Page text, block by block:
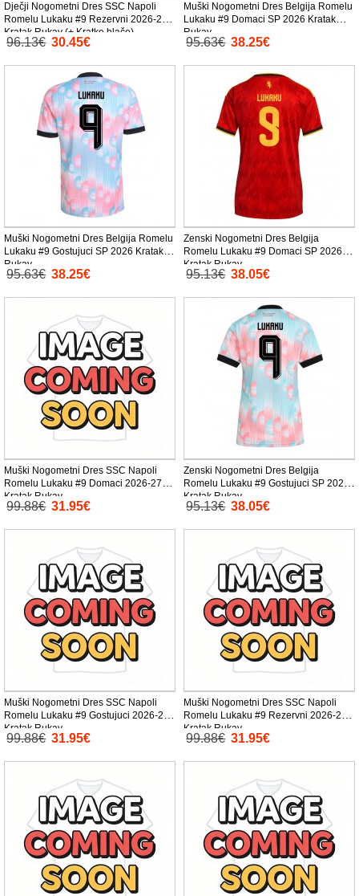
Dječji Nogometni Dres SSC Napoli
Romelu Lukaku #9 Rezervni 2026-27
Kratak Rukav (+ Kratke hlače)
96.13€ 30.45€
Muški Nogometni Dres Belgija Romelu
Lukaku #9 Domaci SP 2026 Kratak
Rukav
95.63€ 38.25€
Muški Nogometni Dres Belgija Romelu
Lukaku #9 Gostujuci SP 2026 Kratak
Rukav
95.63€ 38.25€
Zenski Nogometni Dres Belgija
Romelu Lukaku #9 Domaci SP 2026
Kratak Rukav
95.13€ 38.05€
Muški Nogometni Dres SSC Napoli
Romelu Lukaku #9 Domaci 2026-27
Kratak Rukav
99.88€ 31.95€
Zenski Nogometni Dres Belgija
Romelu Lukaku #9 Gostujuci SP 2026
Kratak Rukav
95.13€ 38.05€
Muški Nogometni Dres SSC Napoli
Romelu Lukaku #9 Gostujuci 2026-27
Kratak Rukav
99.88€ 31.95€
Muški Nogometni Dres SSC Napoli
Romelu Lukaku #9 Rezervni 2026-27
Kratak Rukav
99.88€ 31.95€